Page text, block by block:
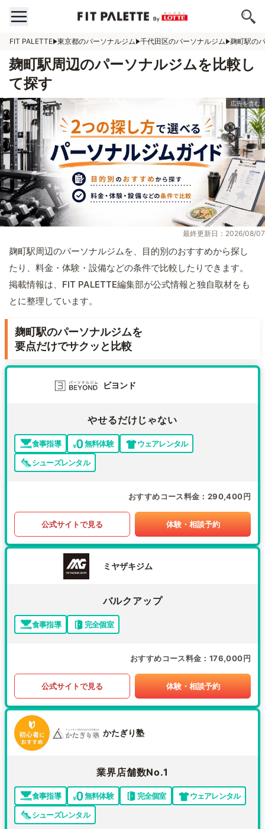
FIT PALETTE 東京都のパーソナルジム 千代田区のパーソナルジム 麹町駅の
麹町駅周辺のパーソナルジムを比較し
て探す
最終更新日：2026/08/07
麹町駅周辺のパーソナルジムを、目的別のおすすめから探し
たり、料金・体験・設備などの条件で比較したりできます。
掲載情報は、FIT PALETTE編集部が公式情報と独自取材をも
とに整理しています。
麹町駅のパーソナルジムを
要点だけでサクッと比較
ビヨンド
やせるだけじゃない
食事指導 無料体験
ウェアレンタル
シューズレンタル
おすすめコース料金 290,400円
公式サイトで見る 体験・相談予約
ミヤザキジム
バルクアップ
食事指導 完全個室
おすすめコース料金 176,000円
公式サイトで見る 体験・相談予約
かたぎり塾
業界店舗数No.1
食事指導 無料体験 完全個室
ウェアレンタル
シューズレンタル